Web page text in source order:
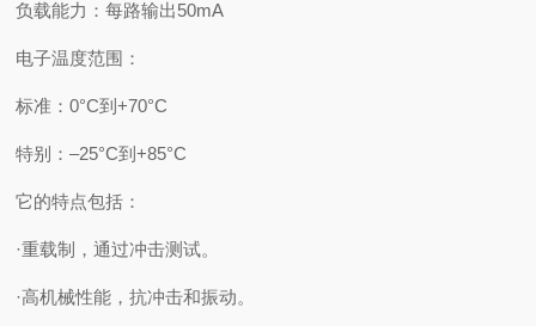
负载能力：每路输出50mA
电子温度范围：
标准：0°C到+70°C
特别：–25°C到+85°C
它的特点包括：
·重载制，通过冲击测试。
·高机械性能，抗冲击和振动。